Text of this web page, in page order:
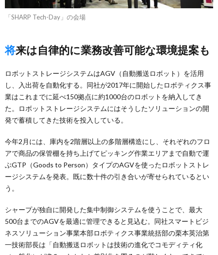
「SHARP Tech-Day」の会場
将来は自律的に業務改善可能な環境提案も
ロボットストレージシステムはAGV（自動搬送ロボット）を活用
し、入出荷を自動化する。同社が2017年に開始したロボティクス事
業はこれまでに延べ150拠点に約1000台のロボットを納入してき
た。ロボットストレージシステムにはそうしたソリューションの開
発で蓄積してきた技術を投入している。
今年2月には、庫内を2階層以上の多階層構造にし、それぞれのフロ
アで商品の保管棚を持ち上げてピッキング作業エリアまで自動で運
ぶGTP（Goods to Person）タイプのAGVを使ったロボットストレ
ージシステムを発表。既に数十件の引き合いが寄せられているとい
う。
シャープが独自に開発した集中制御システムを使うことで、最大
500台までのAGVを最適に管理できると見込む。同社スマートビジ
ネスソリューション事業本部ロボティクス事業統括部の栗本英治第
一技術部長は「自動搬送ロボットは技術の進化でコモディティ化